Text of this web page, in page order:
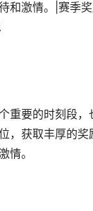
和激情。|赛季
重要的时刻段
，获取丰厚的
情。